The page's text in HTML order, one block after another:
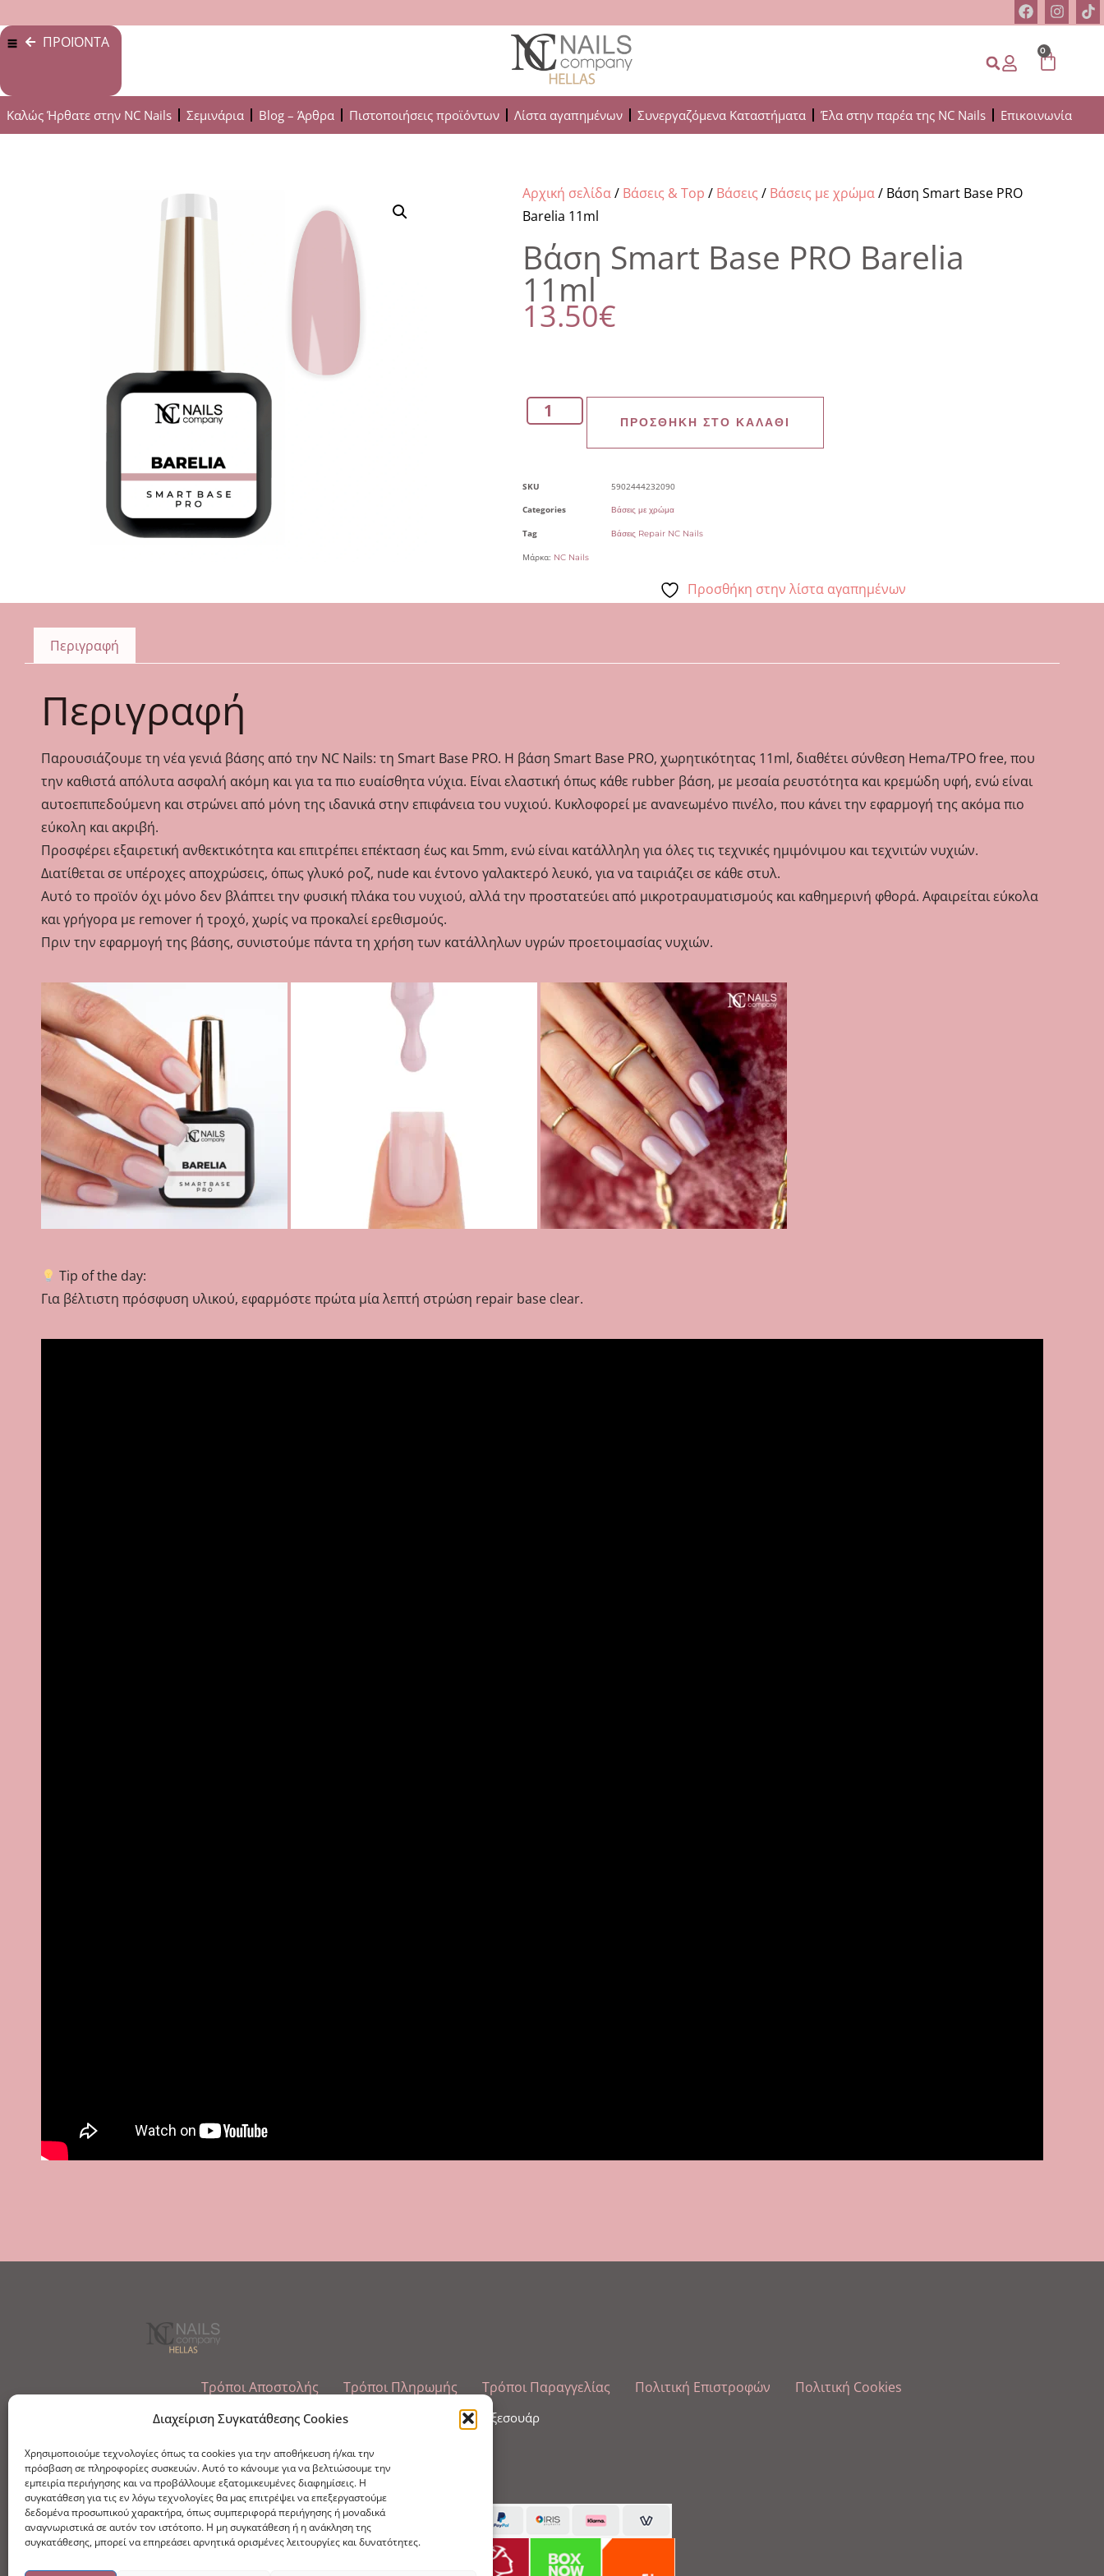
Διαχείριση Συγκατάθεσης Cookies
Χρησιμοποιούμε τεχνολογίες όπως τα cookies για την αποθήκευση ή/και την
πρόσβαση σε πληροφορίες συσκευών. Αυτό το κάνουμε για να βελτιώσουμε την
εμπειρία περιήγησης και να προβάλλουμε εξατομικευμένες διαφημίσεις. Η
συγκατάθεση για τις εν λόγω τεχνολογίες θα μας επιτρέψει να επεξεργαστούμε
δεδομένα προσωπικού χαρακτήρα, όπως συμπεριφορά περιήγησης ή μοναδικά
αναγνωριστικά σε αυτόν τον ιστότοπο. Η μη συγκατάθεση ή η ανάκληση της
συγκατάθεσης, μπορεί να επηρεάσει αρνητικά ορισμένες λειτουργίες και δυνατότητες.
ΠΡΟΪΟΝΤΑ 0
Καλώς Ήρθατε στην NC Nails Σεμινάρια Blog – Άρθρα Πιστοποιήσεις προϊόντων Λίστα αγαπημένων Συνεργαζόμενα Καταστήματα Έλα στην παρέα της NC Nails Επικοινωνία
Αρχική σελίδα/ Βάσεις & Top / Βάσεις / Βάσεις με χρώμα/ Βάση Smart Base PRO
Barelia 11ml
Βάση Smart Base PRO Barelia
11ml
13.50€
ΠΡΟΣΘΉΚΗ ΣΤΟ ΚΑΛΆΘΙ
SKU
5902444232090
Categories
Βάσεις με χρώμα
Tag Βάσεις Repair NC Nails
Μάρκα: NC Nails
Προσθήκη στην λίστα αγαπημένων
Περιγραφή
Περιγραφή
Παρουσιάζουμε τη νέα γενιά βάσης από την NC Nails: τη Smart Base PRO. Η βάση Smart Base PRO, χωρητικότητας 11ml, διαθέτει σύνθεση Hema/TPO free, που
την καθιστά απόλυτα ασφαλή ακόμη και για τα πιο ευαίσθητα νύχια. Είναι ελαστική όπως κάθε rubber βάση, με μεσαία ρευστότητα και κρεμώδη υφή, ενώ είναι
αυτοεπιπεδούμενη και στρώνει από μόνη της ιδανικά στην επιφάνεια του νυχιού. Κυκλοφορεί με ανανεωμένο πινέλο, που κάνει την εφαρμογή της ακόμα πιο
εύκολη και ακριβή.
Προσφέρει εξαιρετική ανθεκτικότητα και επιτρέπει επέκταση έως και 5mm, ενώ είναι κατάλληλη για όλες τις τεχνικές ημιμόνιμου και τεχνιτών νυχιών.
Διατίθεται σε υπέροχες αποχρώσεις, όπως γλυκό ροζ, nude και έντονο γαλακτερό λευκό, για να ταιριάζει σε κάθε στυλ.
Αυτό το προϊόν όχι μόνο δεν βλάπτει την φυσική πλάκα του νυχιού, αλλά την προστατεύει από μικροτραυματισμούς και καθημερινή φθορά. Αφαιρείται εύκολα
και γρήγορα με remover ή τροχό, χωρίς να προκαλεί ερεθισμούς.
Πριν την εφαρμογή της βάσης, συνιστούμε πάντα τη χρήση των κατάλληλων υγρών προετοιμασίας νυχιών.
Tip of the day:
Για βέλτιστη πρόσφυση υλικού, εφαρμόστε πρώτα μία λεπτή στρώση repair base clear.
Τρόποι Αποστολής Τρόποι Πληρωμής Τρόποι Παραγγελίας Πολιτική Επιστροφών Πολιτική Cookies
Εμπόριο Ειδών Ονυχοπλαστικής, Καλλωπισμού άκρων και αξεσουάρ
info@ncnails.gr